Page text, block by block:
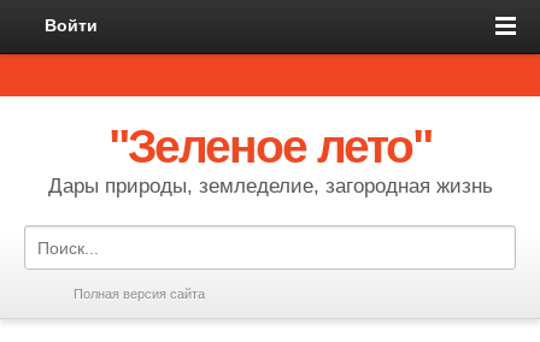
Войти
"Зеленое лето"
Дары природы, земледелие, загородная жизнь
Полная версия сайта